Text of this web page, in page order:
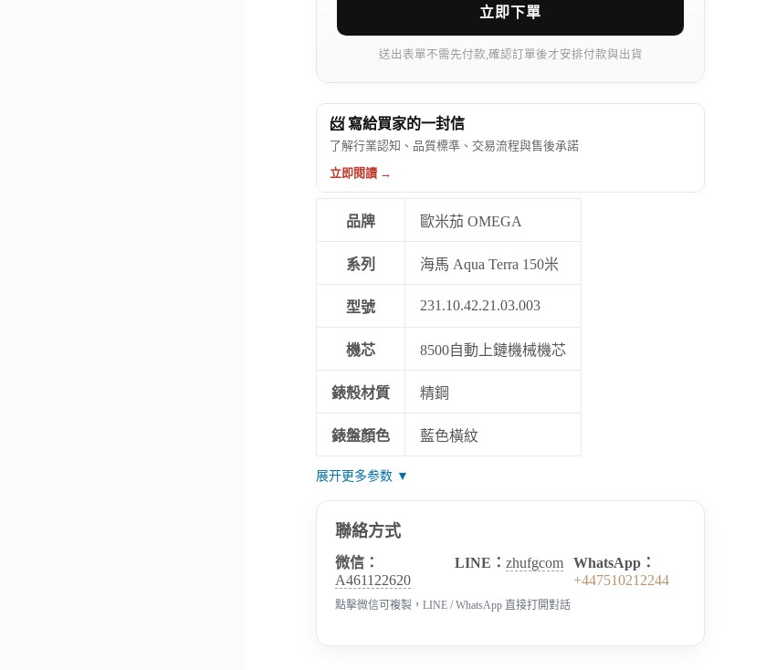
立即下單
送出表單不需先付款,確認訂單後才安排付款與出貨
📨 寫給買家的一封信
了解行業認知、品質標準、交易流程與售後承諾
立即閱讀 →
品牌 歐米茄 OMEGA
系列 海馬 Aqua Terra 150米
型號 231.10.42.21.03.003
機芯 8500自動上鏈機械機芯
錶殼材質 精鋼
錶盤顏色 藍色橫紋
展开更多参数 ▼
聯絡方式
微信：
A461122620
LINE： zhufgcom
WhatsApp：
+447510212244
點擊微信可複製，LINE / WhatsApp 直接打開對話